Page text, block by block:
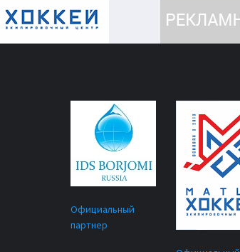
Официальный
партнер